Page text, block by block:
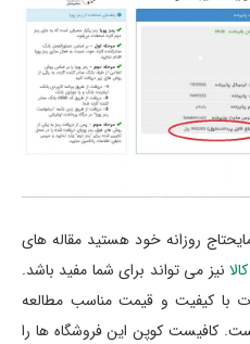
روزانه خود هستید مقاله های
نیز می تواند برای شما مفید باشد.
با کیفیت و قیمت مناسب مطالعه
کافیست کوپن این فروشگاه ها را